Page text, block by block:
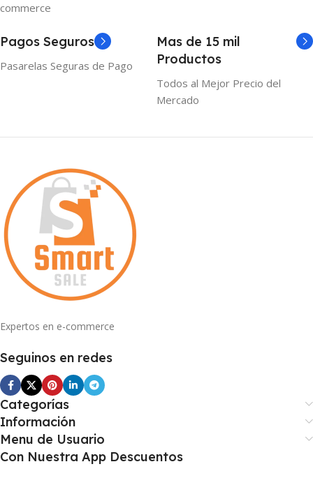
commerce
Pagos Seguros
Pasarelas Seguras de Pago
Mas de 15 mil
Productos
Todos al Mejor Precio del
Mercado
Expertos en e-commerce
Seguinos en redes
Categorías
Información
Menu de Usuario
Con Nuestra App Descuentos